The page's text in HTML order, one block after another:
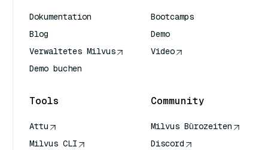
Dokumentation
Blog
Verwaltetes Milvus
Demo buchen
Bootcamps
Demo
Video
Tools
Attu
Milvus CLI
Community
Milvus Bürozeiten
Discord